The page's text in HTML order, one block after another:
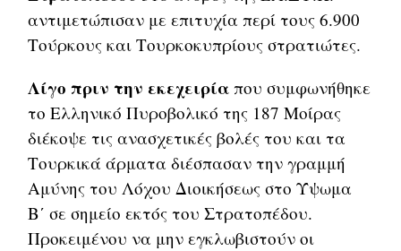
αντιμετώπισαν με επιτυχία περί τους 6.900
Τούρκους και Τουρκοκυπρίους στρατιώτες.
Λίγο πριν την εκεχειρία που συμφωνήθηκε
το Ελληνικό Πυροβολικό της 187 Μοίρας
διέκοψε τις ανασχετικές βολές του και τα
Τουρκικά άρματα διέσπασαν την γραμμή
Αμύνης του Λόχου Διοικήσεως στο Ύψωμα
Β΄ σε σημείο εκτός του Στρατοπέδου.
Προκειμένου να μην εγκλωβιστούν οι